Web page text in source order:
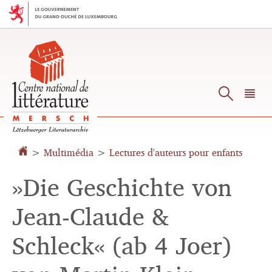
Aller
navigation
Aller
> Multimédia > Lectures d'auteurs pour enfants
»Die Geschichte von
Jean-Claude &
Schleck« (ab 4 Joer)